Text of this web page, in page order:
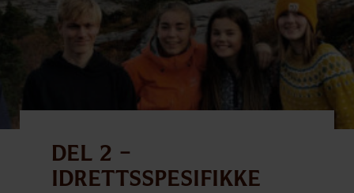
Del 2 –
Idrettsspesifikke